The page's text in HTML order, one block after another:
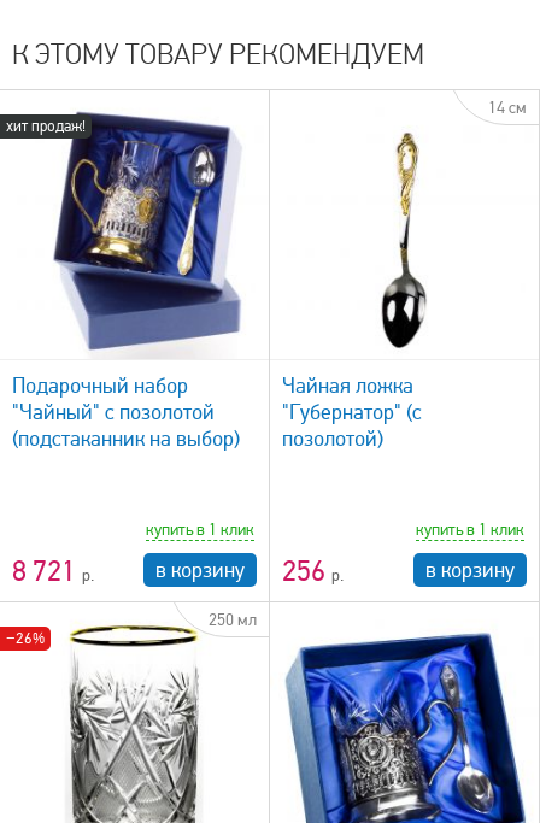
К ЭТОМУ ТОВАРУ РЕКОМЕНДУЕМ
хит продаж!
Подарочный набор
"Чайный" с позолотой
(подстаканник на выбор)
8 721
купить в 1 клик
в корзину
14 см
быстрый просмотр
Чайная ложка
"Губернатор" (с
позолотой)
256
купить в 1 клик
в корзину
−26%
250 мл